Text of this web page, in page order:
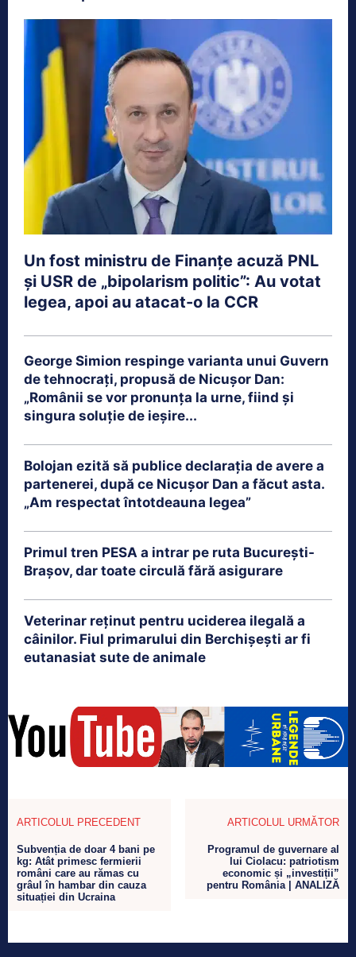
Un fost ministru de Finanțe acuză PNL
și USR de „bipolarism politic”: Au votat
legea, apoi au atacat-o la CCR
George Simion respinge varianta unui Guvern
de tehnocrați, propusă de Nicușor Dan:
„Românii se vor pronunța la urne, fiind și
singura soluție de ieșire...
Bolojan ezită să publice declarația de avere a
partenerei, după ce Nicușor Dan a făcut asta.
„Am respectat întotdeauna legea”
Primul tren PESA a intrar pe ruta București-
Brașov, dar toate circulă fără asigurare
Veterinar reținut pentru uciderea ilegală a
câinilor. Fiul primarului din Berchișești ar fi
eutanasiat sute de animale
ARTICOLUL PRECEDENT
Subvenția de doar 4 bani pe
kg: Atât primesc fermierii
români care au rămas cu
grâul în hambar din cauza
situației din Ucraina
ARTICOLUL URMĂTOR
Programul de guvernare al
lui Ciolacu: patriotism
economic și „investiții”
pentru România | ANALIZĂ